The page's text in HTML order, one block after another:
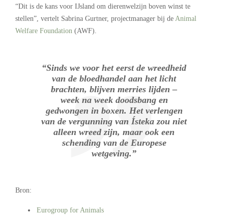
“Dit is de kans voor IJsland om dierenwelzijn boven winst te
stellen”, vertelt Sabrina Gurtner, projectmanager bij de Animal
Welfare Foundation (AWF).
“Sinds we voor het eerst de wreedheid
van de bloedhandel aan het licht
brachten, blijven merries lijden –
week na week doodsbang en
gedwongen in boxen. Het verlengen
van de vergunning van Ísteka zou niet
alleen wreed zijn, maar ook een
schending van de Europese
wetgeving.”
Bron:
Eurogroup for Animals